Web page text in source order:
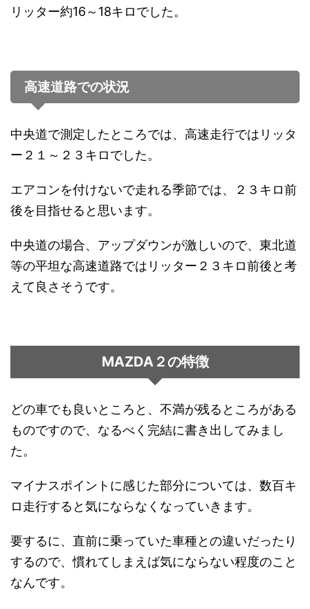
リッター約16～18キロでした。
高速道路での状況
中央道で測定したところでは、高速走行ではリッタ
ー２１～２３キロでした。
エアコンを付けないで走れる季節では、２３キロ前
後を目指せると思います。
中央道の場合、アップダウンが激しいので、東北道
等の平坦な高速道路ではリッター２３キロ前後と考
えて良さそうです。
MAZDA２の特徴
どの車でも良いところと、不満が残るところがある
ものですので、なるべく完結に書き出してみまし
た。
マイナスポイントに感じた部分については、数百キ
ロ走行すると気にならなくなっていきます。
要するに、直前に乗っていた車種との違いだったり
するので、慣れてしまえば気にならない程度のこと
なんです。